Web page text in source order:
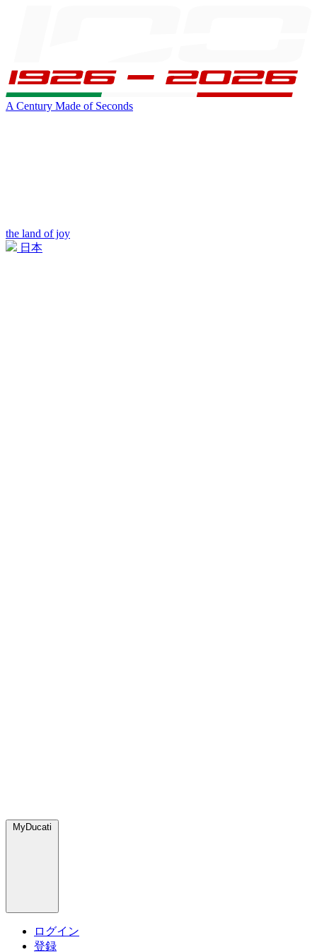
A Century Made of Seconds
the land of joy
日本
MyDucati
ログイン
登録